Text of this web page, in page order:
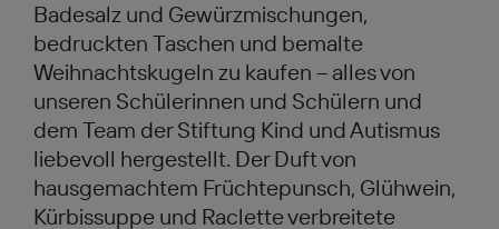
Badesalz und Gewürzmischungen,
bedruckten Taschen und bemalte
Weihnachtskugeln zu kaufen – alles von
unseren Schülerinnen und Schülern und
dem Team der Stiftung Kind und Autismus
liebevoll hergestellt. Der Duft von
hausgemachtem Früchtepunsch, Glühwein,
Kürbissuppe und Raclette verbreitete